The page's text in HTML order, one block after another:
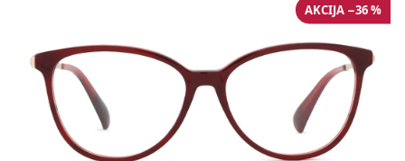
AKCIJA −36 %